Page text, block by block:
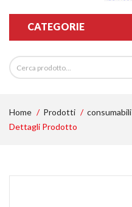
CATEGORIE
Home Prodotti consumabili
Dettagli Prodotto